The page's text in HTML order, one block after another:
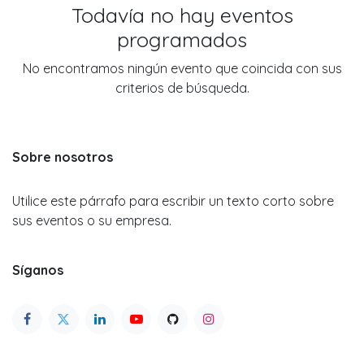
Todavía no hay eventos
programados
No encontramos ningún evento que coincida con sus
criterios de búsqueda.
Sobre nosotros
Utilice este párrafo para escribir un texto corto sobre
sus eventos o su empresa.
Síganos